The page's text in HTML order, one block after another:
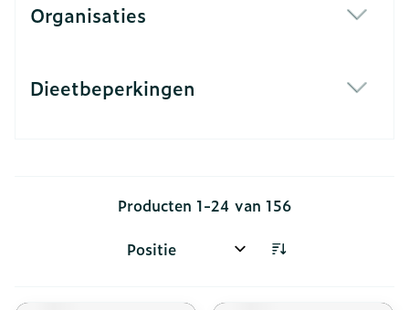
Organisaties
Dieetbeperkingen
Producten 1-24 van 156
Sorteer op: